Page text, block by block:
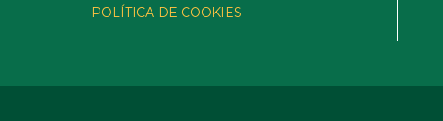
POLÍTICA DE COOKIES